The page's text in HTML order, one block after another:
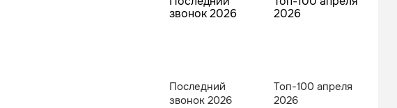
Последний
звонок 2026
Топ-100 апреля
2026